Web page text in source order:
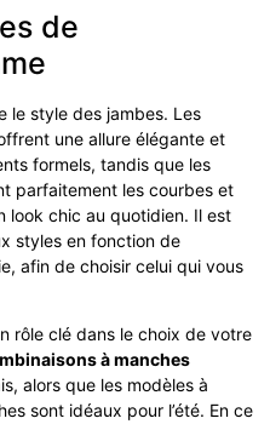
de
le style des jambes. Les
une allure élégante et
formels, tandis que les
parfaitement les courbes et
look chic au quotidien. Il est
styles en fonction de
afin de choisir celui qui vous
rôle clé dans le choix de votre
à manches
alors que les modèles à
sont idéaux pour l’été. En ce